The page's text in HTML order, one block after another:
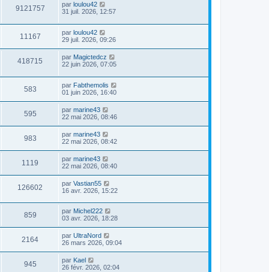
9121757 par loulou42
31 juil. 2026, 12:57
11167 par loulou42
29 juil. 2026, 09:26
418715 par Magictedcz
22 juin 2026, 07:05
583 par Fabthemolis
01 juin 2026, 16:40
595 par marine43
22 mai 2026, 08:46
983 par marine43
22 mai 2026, 08:42
1119 par marine43
22 mai 2026, 08:40
126602 par Vastian55
16 avr. 2026, 15:22
859 par Michel222
03 avr. 2026, 18:28
2164 par UltraNord
26 mars 2026, 09:04
945 par Kael
26 févr. 2026, 02:04